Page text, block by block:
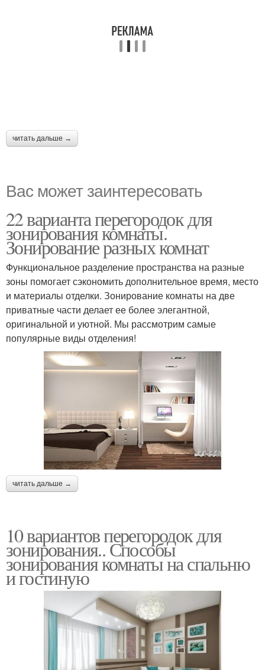
читать дальше →
Вас может заинтересовать
22 варианта перегородок для
зонирования комнаты.
Зонирование разных комнат
Функциональное разделение пространства на разные
зоны помогает сэкономить дополнительное время, место
и материалы отделки. Зонирование комнаты на две
приватные части делает ее более элегантной,
оригинальной и уютной. Мы рассмотрим самые
популярные виды отделения!
читать дальше →
10 вариантов перегородок для
зонирования.. Способы
зонирования комнаты на спальню
и гостиную